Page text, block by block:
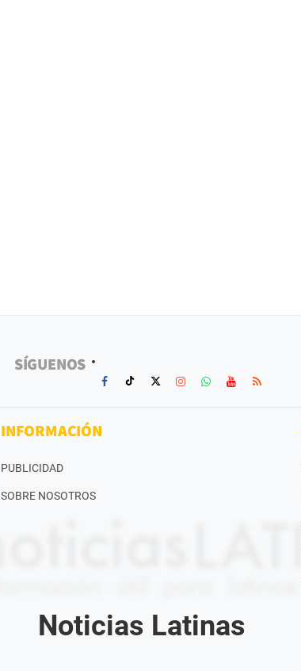
SÍGUENOS
INFORMACIÓN
PUBLICIDAD
SOBRE NOSOTROS
Noticias Latinas